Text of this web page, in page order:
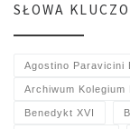
SŁOWA
Agostino Paravicini
Archiwum
Benedykt XVI